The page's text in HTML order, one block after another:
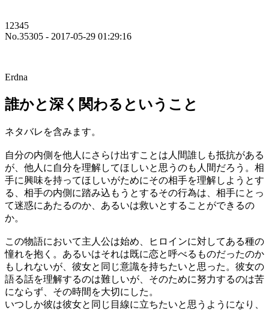
12345
No.35305 - 2017-05-29 01:29:16
Erdna
誰かと深く関わるということ
ネタバレを含みます。
自分の内側を他人にさらけ出すことは人間誰しも抵抗がある
が、他人に自分を理解してほしいと思うのも人間だろう。相
手に興味を持ってほしいがためにその相手を理解しようとす
る、相手の内側に踏み込もうとするその行為は、相手にとっ
て迷惑にあたるのか、あるいは救いとすることができるの
か。
この物語において主人公は始め、ヒロインに対してある種の
憧れを抱く。あるいはそれは既に恋と呼べるものだったのか
もしれないが、彼女と同じ意識を持ちたいと思った。彼女の
語る話を理解するのは難しいが、そのために努力するのは苦
にならず、その時間を大切にした。
いつしか彼は彼女と同じ目線に立ちたいと思うようになり、